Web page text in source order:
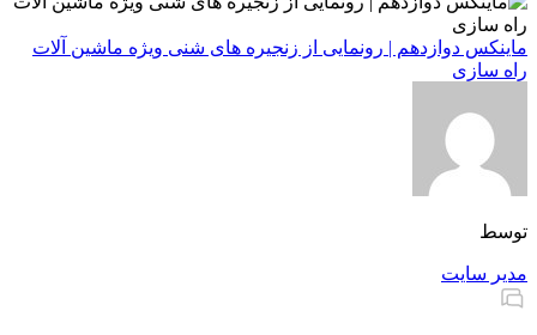
ماینکس دوازدهم | رونمایی از زنجیره های شنی ویژه ماشین آلات
راه سازی
توسط
مدیر سایت